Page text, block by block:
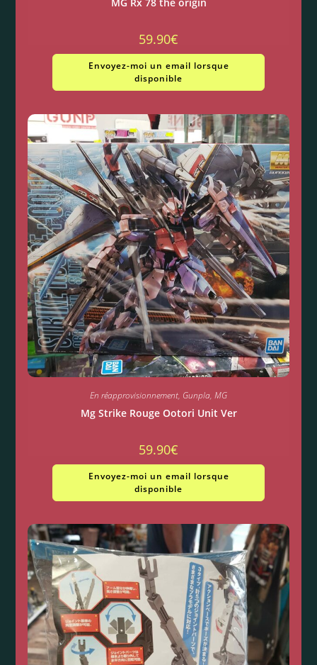
MG Rx 78 the origin
59.90€
Envoyez-moi un email lorsque
disponible
En réapprovisionnement, Gunpla, MG
Mg Strike Rouge Ootori Unit Ver
59.90€
Envoyez-moi un email lorsque
disponible